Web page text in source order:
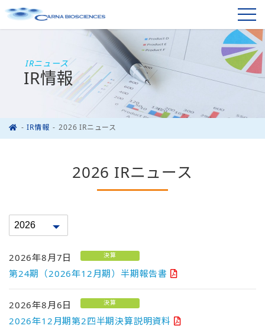
IRニュース
IR情報
IR情報 2026 IRニュース
2026 IRニュース
2026年8月7日 決算
第24期（2026年12月期）半期報告書
2026年8月6日 決算
2026年12月期第2四半期決算説明資料